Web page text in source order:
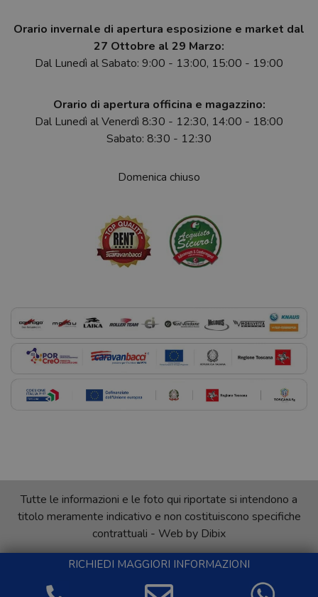
RICHIEDI MAGGIORI INFORMAZIONI
Orario invernale di apertura esposizione e market dal
27 Ottobre al 29 Marzo:
Dal Lunedì al Sabato: 9:00 - 13:00, 15:00 - 19:00
Orario di apertura officina e magazzino:
Dal Lunedì al Venerdì 8:30 - 12:30, 14:00 - 18:00
Sabato: 8:30 - 12:30
Domenica chiuso
Tutte le informazioni e le foto qui riportate si intendono a
titolo meramente indicativo e non costituiscono specifiche
contrattuali - Web by Dibix